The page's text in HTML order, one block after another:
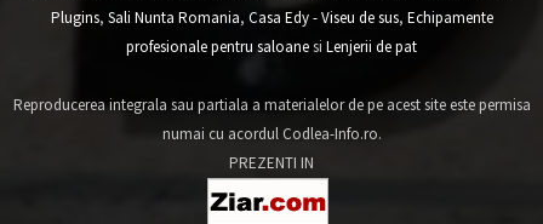
Plugins, Sali Nunta Romania, Casa Edy - Viseu de sus, Echipamente
profesionale pentru saloanesi Lenjerii de pat
Reproducerea integrala sau partiala a materialelor de pe acest site este permisa
numai cu acordul Codlea-Info.ro.
PREZENTI IN